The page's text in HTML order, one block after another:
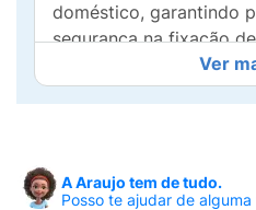
doméstico, garantindo
segurança na fixação
Ver
A Araujo tem de tudo.
Posso te ajudar de alguma